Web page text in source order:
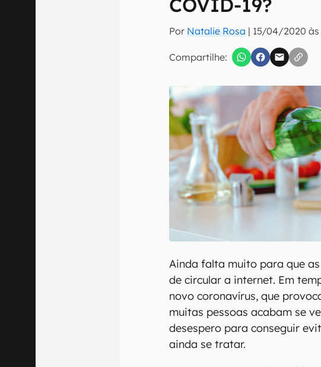
COVID-19?
Por Natalie Rosa | 15/04/2020 às
Compartilhe:
Assine a newsletter do
Confirmo que li, aceito e
Ainda falta muito para que
de circular a internet. Em
novo coronavírus, que
muitas pessoas acabam se
desespero para conseguir
ainda se tratar.